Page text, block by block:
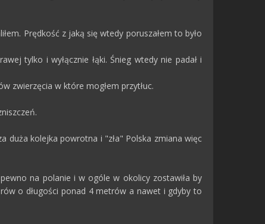
Prędkość z jaką się wtedy poruszałem to było
tylko i wyłącznie łąki. Śnieg wtedy nie padał i
zwierzęcia w które mogłem przytłuc.
duża kolejka powrotna i "zła" Polska zmiana więc
na polanie i w ogóle w okolicy zostawiła by
o długości ponad 4 metrów a nawet i gdyby to